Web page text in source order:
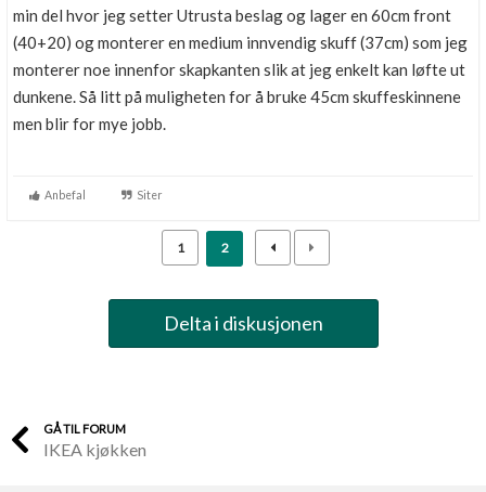
min del hvor jeg setter Utrusta beslag og lager en 60cm front
(40+20) og monterer en medium innvendig skuff (37cm) som jeg
monterer noe innenfor skapkanten slik at jeg enkelt kan løfte ut
dunkene. Så litt på muligheten for å bruke 45cm skuffeskinnene
men blir for mye jobb.
Anbefal Siter
1 2
Delta i diskusjonen
GÅ TIL FORUM
IKEA kjøkken